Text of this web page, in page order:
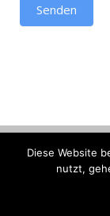
Senden
Copyright © 2026
Diese Website
nutzt,